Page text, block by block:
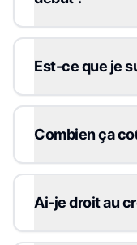
Est-ce que je
Combien ça
Ai-je droit au